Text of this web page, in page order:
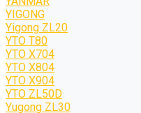
YIGONG
Yigong ZL20
YTO T80
YTO X704
YTO X804
YTO X904
YTO ZL50D
Yugong ZL30